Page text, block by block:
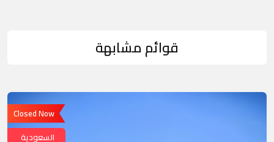
قوائم مشابهة
Closed Now
السعودية